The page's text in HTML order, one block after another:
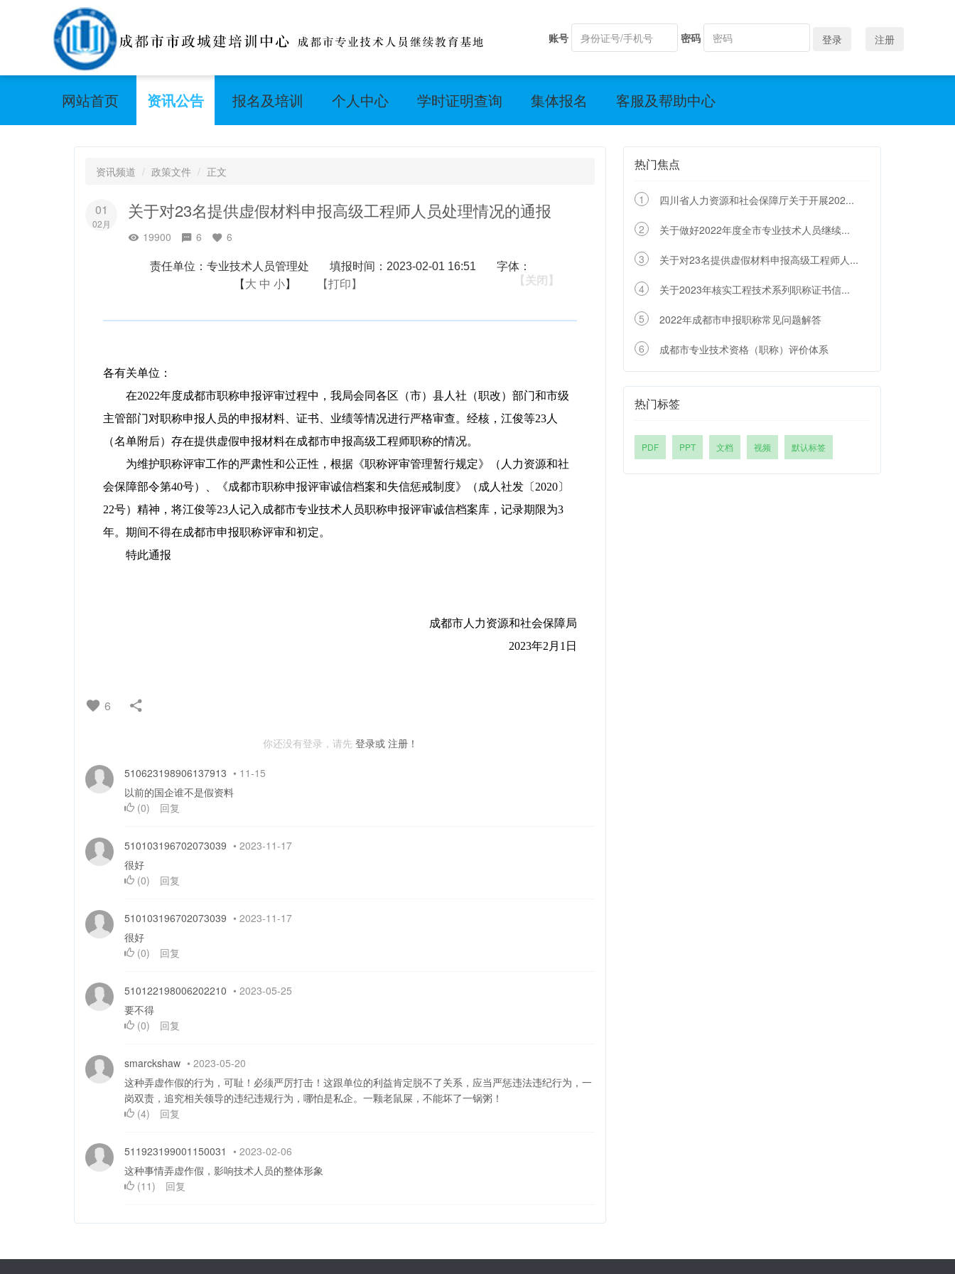
账号 密码 登录 注册
网站首页 资讯公告 报名及培训 个人中心 学时证明查询 集体报名 客服及帮助中心
资讯频道 政策文件 正文
01
02月
关于对23名提供虚假材料申报高级工程师人员处理情况的通报
19900 6 6
责任单位：专业技术人员管理处 填报时间：2023-02-01 16:51
字体：
【 大 中 小】 【打印】 【关闭】
各有关单位：
在2022年度成都市职称申报评审过程中，我局会同各区（市）县人社（职改）部门和市级
主管部门对职称申报人员的申报材料、证书、业绩等情况进行严格审查。经核，江俊等23人
（名单附后）存在提供虚假申报材料在成都市申报高级工程师职称的情况。
为维护职称评审工作的严肃性和公正性，根据《职称评审管理暂行规定》（人力资源和社
会保障部令第40号）、《成都市职称申报评审诚信档案和失信惩戒制度》（成人社发〔 2020〕
22号）精神，将江俊等23人记入成都市专业技术人员职称申报评审诚信档案库，记录期限为3
年。期间不得在成都市申报职称评审和初定。
特此通报
成都市人力资源和社会保障局
2023年2 月 1 日
6
你还没有登录，请先 登录或 注册！
510623198906137913 • 11-15
以前的国企谁不是假资料
(0) 回复
510103196702073039 • 2023-11-17
很好
(0) 回复
510103196702073039 • 2023-11-17
很好
(0) 回复
510122198006202210 • 2023-05-25
要不得
(0) 回复
smarckshaw • 2023-05-20
这种弄虚作假的行为，可耻！必须严厉打击！这跟单位的利益肯定脱不了关系，应当严惩违法违纪行为，一
岗双责，追究相关领导的违纪违规行为，哪怕是私企。一颗老鼠屎，不能坏了一锅粥！
(4) 回复
511923199001150031 • 2023-02-06
这种事情弄虚作假，影响技术人员的整体形象
(11) 回复
热门焦点
1 四川省人力资源和社会保障厅关于开展202...
2 关于做好2022年度全市专业技术人员继续...
3 关于对23名提供虚假材料申报高级工程师人...
4 关于2023年核实工程技术系列职称证书信...
5 2022年成都市申报职称常见问题解答
6 成都市专业技术资格（职称）评价体系
热门标签
PDF PPT 文档 视频 默认标签